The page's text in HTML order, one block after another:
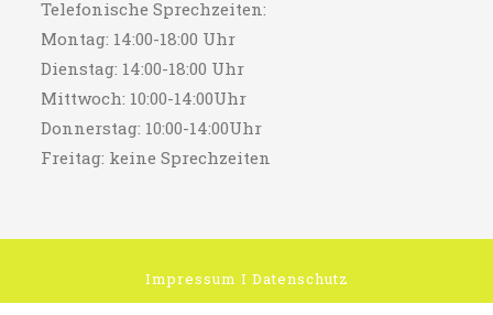
Telefonische Sprechzeiten:
Montag: 14:00-18:00 Uhr
Dienstag: 14:00-18:00 Uhr
Mittwoch: 10:00-14:00Uhr
Donnerstag: 10:00-14:00Uhr
Freitag: keine Sprechzeiten
Impressum I Datenschutz